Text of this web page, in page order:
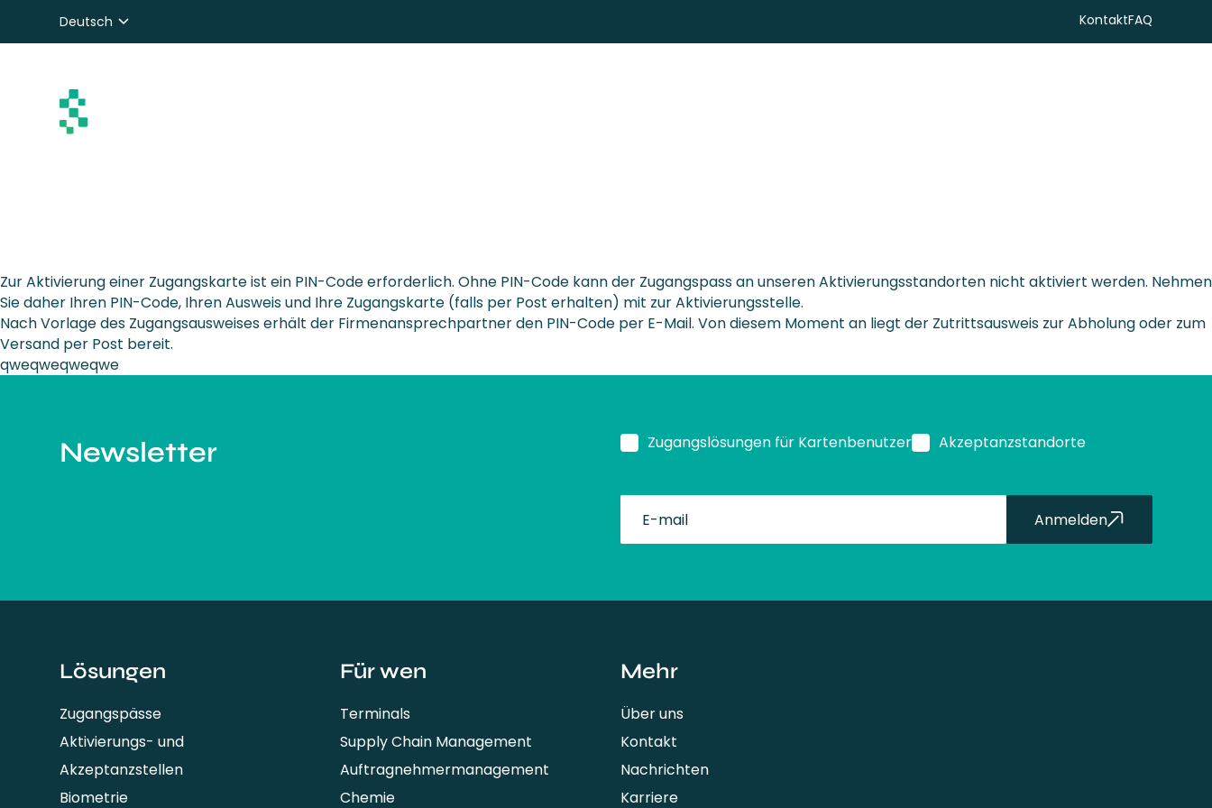
Deutsch
Nederlands
KontaktFAQ
Zur Aktivierung einer Zugangskarte ist ein PIN-Code erforderlich. Ohne PIN-Code kann der Zugangspass an unseren Aktivierungsstandorten nicht aktiviert werden. Nehmen
Sie daher Ihren PIN-Code, Ihren Ausweis und Ihre Zugangskarte (falls per Post erhalten) mit zur Aktivierungsstelle.
Nach Vorlage des Zugangsausweises erhält der Firmenansprechpartner den PIN-Code per E-Mail. Von diesem Moment an liegt der Zutrittsausweis zur Abholung oder zum
Versand per Post bereit.
qweqweqweqwe
Newsletter Zugangslösungen für Kartenbenutzer Akzeptanzstandorte
Anmelden
Lösungen
Zugangspässe
Aktivierungs- und
Akzeptanzstellen
Biometrie
Für wen
Terminals
Supply Chain Management
Auftragnehmermanagement
Chemie
Mehr
Über uns
Kontakt
Nachrichten
Karriere